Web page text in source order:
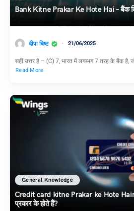
Bank Kitne Prakar Ke Hote Hai – बैंक
दीपा बिष्ट 21/06/2025
सही उत्तर है – (C) 7, भारत में लगब्भग 7 तरह के बैंक है,
Read More
General Knowledge
Credit card kitne Prakar ke Hote Hain
प्रकार के होते हैं?